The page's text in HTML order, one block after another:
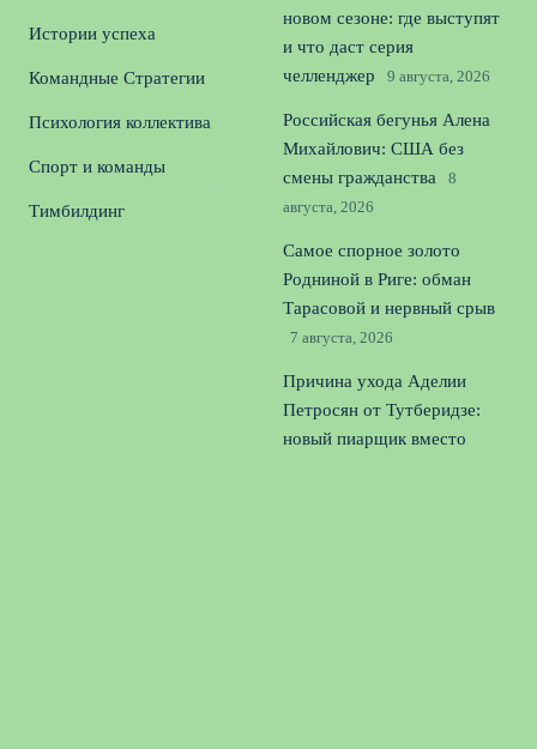
Истории успеха
Командные Стратегии
Психология коллектива
Спорт и команды
Тимбилдинг
новом сезоне: где выступят
и что даст серия
челленджер
9 августа, 2026
Российская бегунья Алена
Михайлович: США без
смены гражданства
8
августа, 2026
Самое спорное золото
Родниной в Риге: обман
Тарасовой и нервный срыв
7 августа, 2026
Причина ухода Аделии
Петросян от Тутберидзе:
новый пиарщик вместо